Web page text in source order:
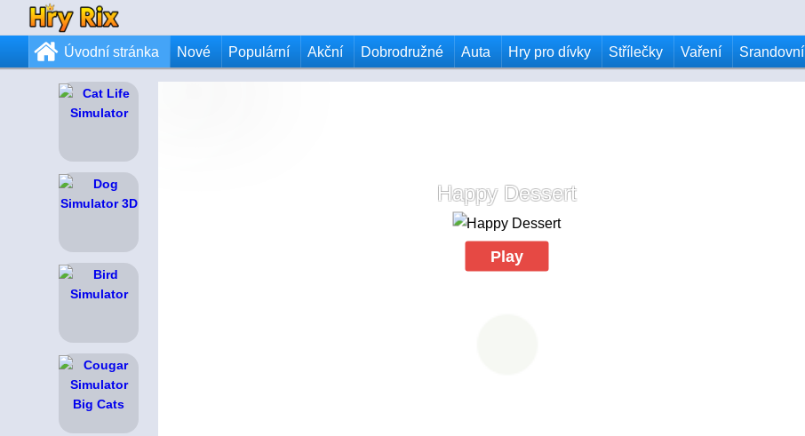
Úvodní stránka Nové Populární Akční Dobrodružné Auta Hry pro dívky Střílečky Vaření Srandovní
Happy Dessert
Play